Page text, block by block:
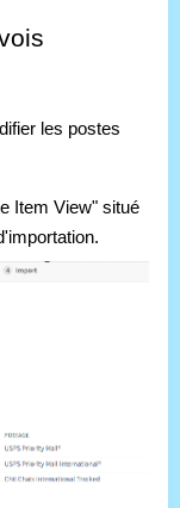
les postes
Item View" situé